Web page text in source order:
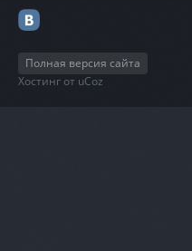
Полная версия сайта
Хостинг от uCoz